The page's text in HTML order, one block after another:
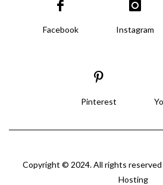
Facebook Instagram
Pinterest
Copyright © 2024. All rights reserved
Hosting